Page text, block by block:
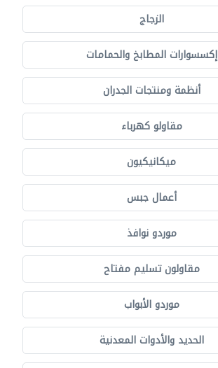
الزجاج
إكسسوارات المطابخ والحمامات
أنظمة ومنتجات الجدران
مقاولو كهرباء
ميكانيكيون
أعمال جبس
موردو نوافذ
مقاولون تسليم مفتاح
موردو الأبواب
الحديد والأدوات المعدنية